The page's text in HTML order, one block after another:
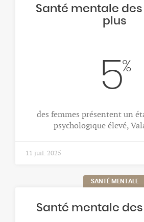
Santé mentale des
plus
5%
des femmes présentent un
psychologique élevé,
11 juil. 2025
SANTÉ MENTALE
Santé mentale des